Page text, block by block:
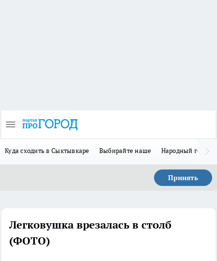
Куда сходить в Сыктывкаре Выбирайте наше Народный герой-
Принять
Легковушка врезалась в столб
(ФОТО)